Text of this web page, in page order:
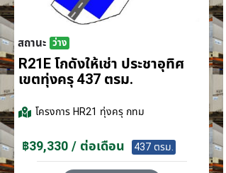
สถานะ ว่าง
R21E โกดังให้เช่า ประชาอุทิศ
เขตทุ่งครุ 437 ตรม.
โครงการHR21 ทุ่งครุ กทม
฿39,330 / ต่อเดือน 437 ตรม.